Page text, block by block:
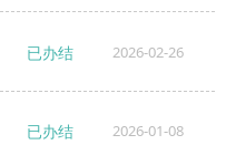
已办结 2026-02-26
已办结 2026-01-08